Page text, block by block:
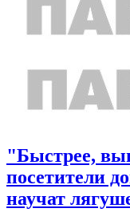
"Быстрее,
посетители
научат